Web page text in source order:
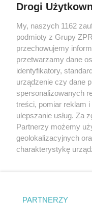
Żaden utwór
rozpowszechniany lub
tym także elektroniczny
eksploatacji w
Internecie bez pisemnej
wykorzystanie utworów w
tzn. bez właściwej zgody,
ścigane prawnie.
Drogi
My, naszych 1162
podmioty z Grupy
przechowujemy
przetwarzamy dane
identyfikatory,
urządzenie czy dane
spersonalizowanych
treści, pomiar reklam
ulepszanie usług. Za
Partnerzy możemy
geolokalizacyjnych
charakterystykę
zmienić/wycofać
znajdujący się w
PARTNERZY